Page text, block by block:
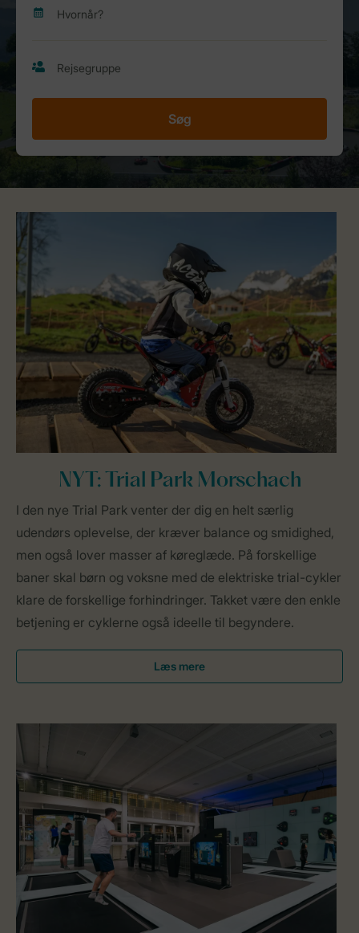
Søg
NYT: Trial Park Morschach
I den nye Trial Park venter der dig en helt særlig
udendørs oplevelse, der kræver balance og smidighed,
men også lover masser af køreglæde. På forskellige
baner skal børn og voksne med de elektriske trial-cykler
klare de forskellige forhindringer. Takket være den enkle
betjening er cyklerne også ideelle til begyndere.
Læs mere